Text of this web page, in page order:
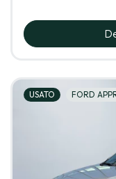
USATO FORD